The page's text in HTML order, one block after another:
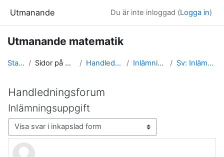
Utmanande Du är inte inloggad (Logga in)
Utmanande matematik
Startsida Sidor på webbplatsen Handledningsforum Inlämningsuppgift Sv: Inlämningsuppgift
Handledningsforum
Inlämningsuppgift
Visningsläge